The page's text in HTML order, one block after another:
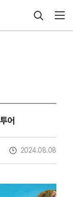
어
2024.08.08